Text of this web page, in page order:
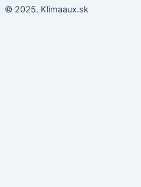
© 2025. Klimaaux.sk